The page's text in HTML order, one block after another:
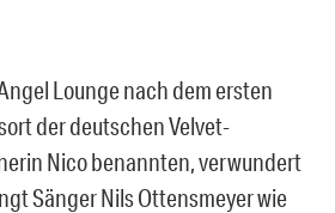
Lounge nach dem ersten
der deutschen Velvet-
Nico benannten, verwundert
Sänger Nils Ottensmeyer wie